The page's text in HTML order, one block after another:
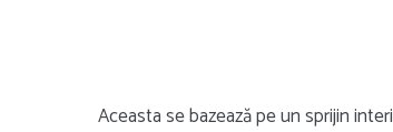
Aceasta se bazează pe un sprijin